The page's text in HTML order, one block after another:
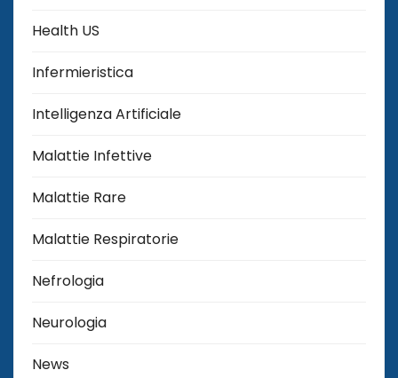
Health US
Infermieristica
Intelligenza Artificiale
Malattie Infettive
Malattie Rare
Malattie Respiratorie
Nefrologia
Neurologia
News